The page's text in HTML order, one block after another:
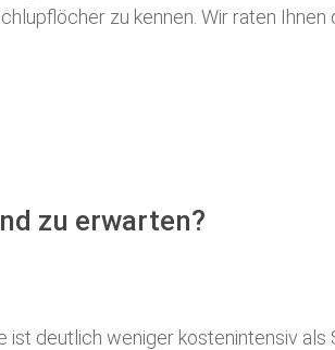
zu kennen. Wir raten
zu erwarten?
ist deutlich weniger kostenintensiv